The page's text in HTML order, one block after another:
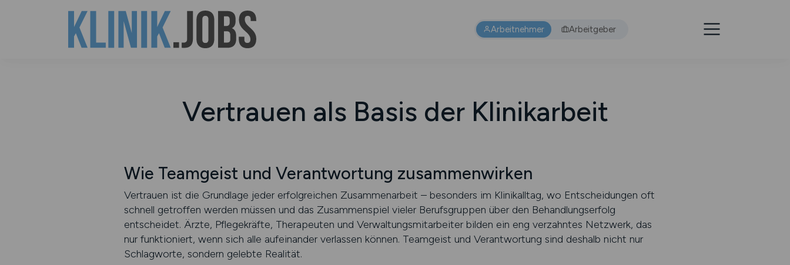
Arbeitnehmer Arbeitgeber
Vertrauen als Basis der Klinikarbeit
Wie Teamgeist und Verantwortung zusammenwirken
Vertrauen ist die Grundlage jeder erfolgreichen Zusammenarbeit – besonders im Klinikalltag, wo Entscheidungen oft
schnell getroffen werden müssen und das Zusammenspiel vieler Berufsgruppen über den Behandlungserfolg
entscheidet. Ärzte, Pflegekräfte, Therapeuten und Verwaltungsmitarbeiter bilden ein eng verzahntes Netzwerk, das
nur funktioniert, wenn sich alle aufeinander verlassen können. Teamgeist und Verantwortung sind deshalb nicht nur
Schlagworte, sondern gelebte Realität.